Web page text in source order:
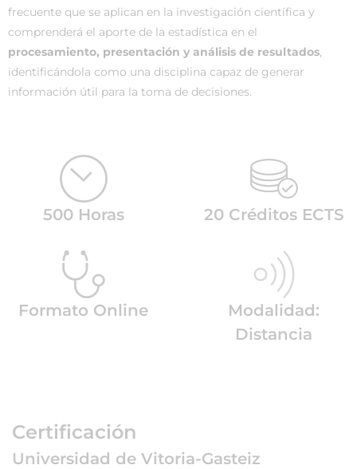
frecuente que se aplican en la investigación científica y
comprenderá el aporte de la estadística en el
procesamiento, presentación y análisis de resultados,
identificándola como una disciplina capaz de generar
información útil para la toma de decisiones.
500 Horas 20 Créditos ECTS
Formato Online
Modalidad:
Distancia
Certificación
Universidad de Vitoria-Gasteiz